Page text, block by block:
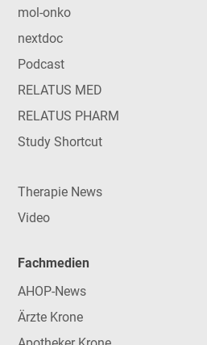
mol-onko
nextdoc
Podcast
RELATUS MED
RELATUS PHARM
Study Shortcut
Therapie News
Video
Fachmedien
AHOP-News
Ärzte Krone